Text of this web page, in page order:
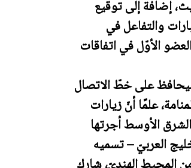
إضافة إلى توقيع
والتفاعل في
الأوّل في اتفاقات
على خطّ الاتصال
علمًا أنّ زيارات
الأوسط أجرتها
العربيّ – تسميه